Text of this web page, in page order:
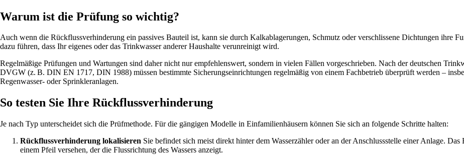
Warum ist die Prüfung so wichtig?
Auch wenn die Rückflussverhinderung ein passives Bauteil ist, kann sie durch Kalkablagerungen, Schmutz oder verschlissene Dichtungen ihre
dazu führen, dass Ihr eigenes oder das Trinkwasser anderer Haushalte verunreinigt wird.
Regelmäßige Prüfungen und Wartungen sind daher nicht nur empfehlenswert, sondern in vielen Fällen vorgeschrieben. Nach der deutschen
DVGW (z. B. DIN EN 1717, DIN 1988) müssen bestimmte Sicherungseinrichtungen regelmäßig von einem Fachbetrieb überprüft werden –
Regenwasser- oder Sprinkleranlagen.
So testen Sie Ihre Rückflussverhinderung
Je nach Typ unterscheidet sich die Prüfmethode. Für die gängigen Modelle in Einfamilienhäusern können Sie sich an folgende Schritte halten:
Rückflussverhinderung lokalisieren Sie befindet sich meist direkt hinter dem Wasserzähler oder an der Anschlussstelle einer Anlage.
einem Pfeil versehen, der die Flussrichtung des Wassers anzeigt.